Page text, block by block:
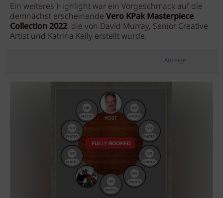
Ein weiteres Highlight war ein Vorgeschmack auf die
demnächst erscheinende Vero KPak Masterpiece
Collection 2022, die von David Murray, Senior Creative
Artist und Katrina Kelly erstellt wurde.
Anzeige